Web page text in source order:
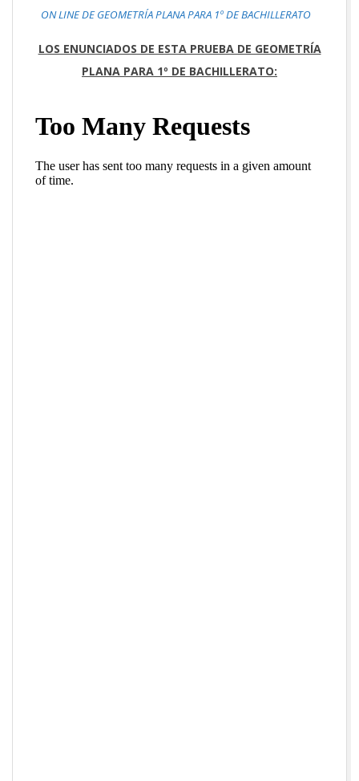
ON LINE DE GEOMETRÍA PLANA PARA 1º DE BACHILLERATO
LOS ENUNCIADOS DE ESTA PRUEBA DE GEOMETRÍA
PLANA PARA 1º DE BACHILLERATO: